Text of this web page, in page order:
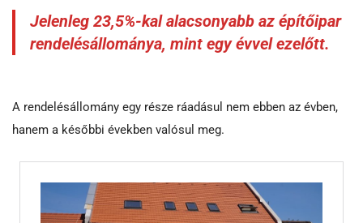
Jelenleg 23,5%-kal alacsonyabb az építőipar
rendelésállománya, mint egy évvel ezelőtt.
A rendelésállomány egy része ráadásul nem ebben az évben,
hanem a későbbi években valósul meg.